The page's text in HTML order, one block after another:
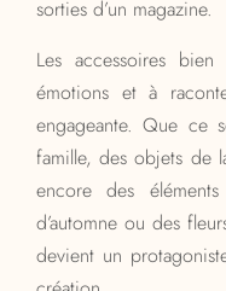
sorties d’un magazine.
Les accessoires
émotions et à
engageante. Que ce
famille, des objets de
encore des
d’automne ou des
devient un